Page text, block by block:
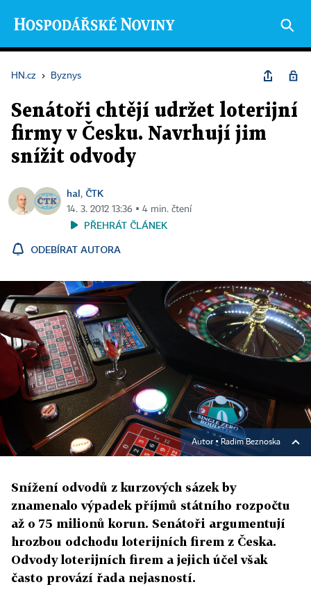
HN.cz › Byznys
Senátoři chtějí udržet loterijní
firmy v Česku. Navrhují jim
snížit odvody
hal, ČTK
14. 3. 2012 13:36 ▪ 4 min. čtení
PŘEHRÁT ČLÁNEK
ODEBÍRAT AUTORA
Autor ▪ Radim Beznoska
Snížení odvodů z kurzových sázek by
znamenalo výpadek příjmů státního rozpočtu
až o 75 milionů korun. Senátoři argumentují
hrozbou odchodu loterijních firem z Česka.
Odvody loterijních firem a jejich účel však
často provází řada nejasností.